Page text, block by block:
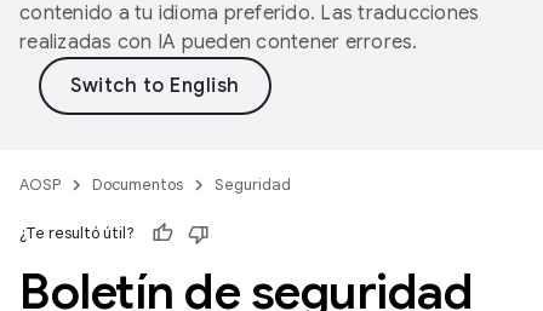
contenido a tu idioma preferido. Las traducciones
realizadas con IA pueden contener errores.
AOSP Documentos Seguridad
¿Te resultó útil?
Boletín de seguridad